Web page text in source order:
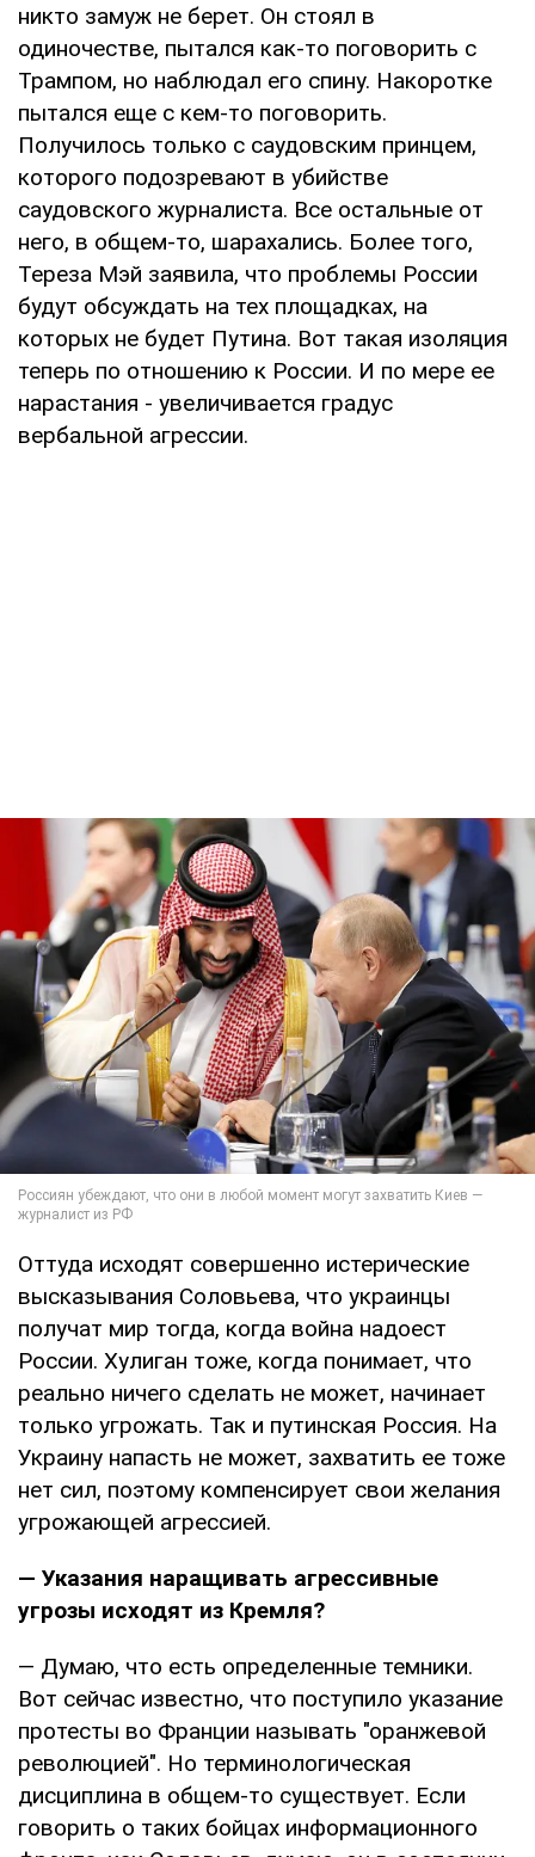
никто замуж не берет. Он стоял в
одиночестве, пытался как-то поговорить с
Трампом, но наблюдал его спину. Накоротке
пытался еще с кем-то поговорить.
Получилось только с саудовским принцем,
которого подозревают в убийстве
саудовского журналиста. Все остальные от
него, в общем-то, шарахались. Более того,
Тереза Мэй заявила, что проблемы России
будут обсуждать на тех площадках, на
которых не будет Путина. Вот такая изоляция
теперь по отношению к России. И по мере ее
нарастания - увеличивается градус
вербальной агрессии.
Оттуда исходят совершенно истерические
высказывания Соловьева, что украинцы
получат мир тогда, когда война надоест
России. Хулиган тоже, когда понимает, что
реально ничего сделать не может, начинает
только угрожать. Так и путинская Россия. На
Украину напасть не может, захватить ее тоже
нет сил, поэтому компенсирует свои желания
угрожающей агрессией.
— Указания наращивать агрессивные
угрозы исходят из Кремля?
— Думаю, что есть определенные темники.
Вот сейчас известно, что поступило указание
протесты во Франции называть "оранжевой
революцией". Но терминологическая
дисциплина в общем-то существует. Если
говорить о таких бойцах информационного